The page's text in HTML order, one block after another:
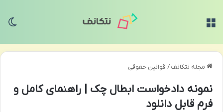
مجله نتکانف/ قوانین حقوقی
نمونه دادخواست ابطال چک | راهنمای کامل و
فرم قابل دانلود